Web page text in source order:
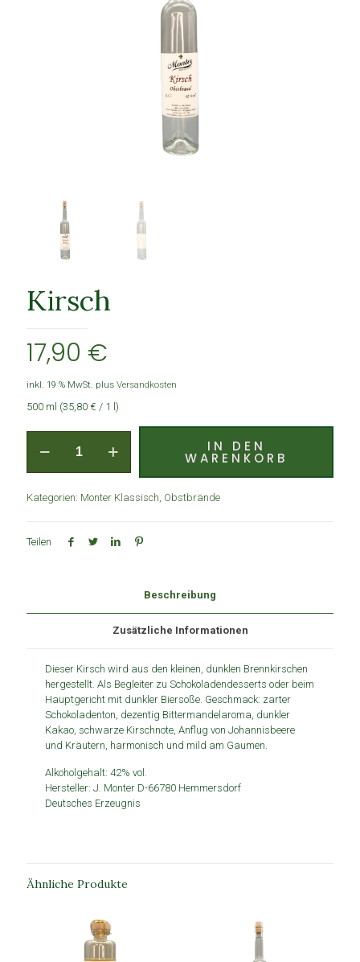
Kirsch
17,90 €
inkl. 19 % MwSt. plus Versandkosten
500 ml (35,80 € / 1 l)
IN DEN
WARENKORB
Kategorien: Monter Klassisch Obstbrände
Teilen
Beschreibung
Zusätzliche Informationen
Dieser Kirsch wird aus den kleinen, dunklen Brennkirschen
hergestellt. Als Begleiter zu Schokoladendesserts oder beim
Hauptgericht mit dunkler Biersoße. Geschmack: zarter
Schokoladenton, dezentig Bittermandelaroma, dunkler
Kakao, schwarze Kirschnote, Anflug von Johannisbeere
und Kräutern, harmonisch und mild am Gaumen.
Alkoholgehalt: 42% vol.
Hersteller: J. Monter D-66780 Hemmersdorf
Deutsches Erzeugnis
Ähnliche Produkte